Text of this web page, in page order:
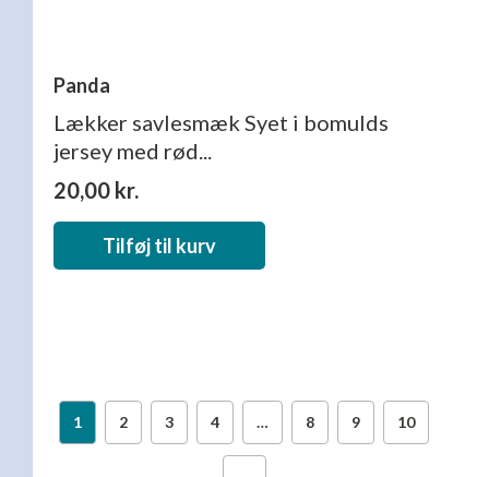
Panda
Lækker savlesmæk Syet i bomulds
jersey med rød...
20,00 kr.
Tilføj til kurv
1 2 3 4 … 8 9 10